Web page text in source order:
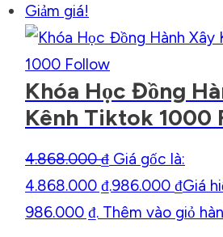
Giảm giá!
Khóa Học Đồng
Kênh Tiktok 1000
4.868.000₫ Giá gốc là:
4.868.000 ₫.986.000 ₫Giá
986.000 ₫. Thêm vào giỏ